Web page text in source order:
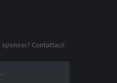
Contattaci!